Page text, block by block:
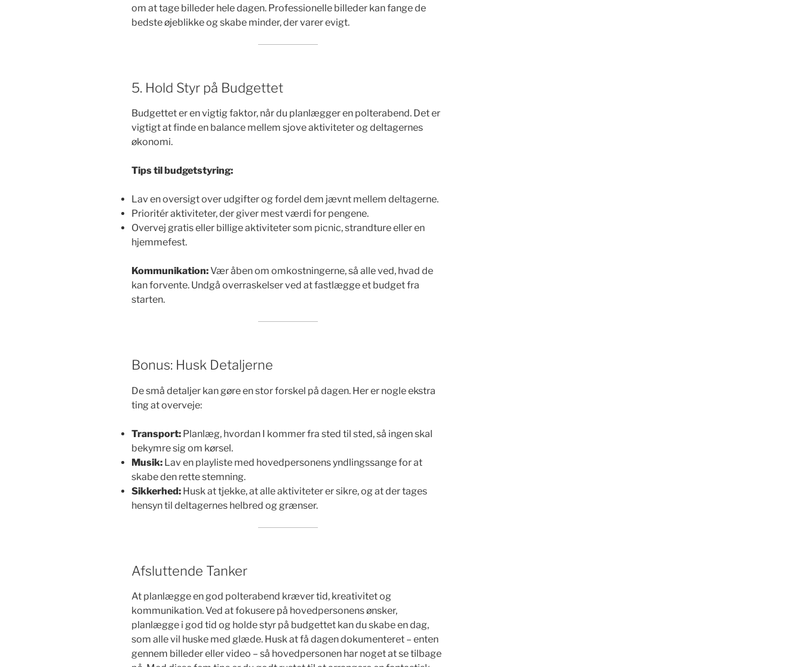
om at tage billeder hele dagen. Professionelle billeder kan fange de
bedste øjeblikke og skabe minder, der varer evigt.
5. Hold Styr på Budgettet
Budgettet er en vigtig faktor, når du planlægger en polterabend. Det er
vigtigt at finde en balance mellem sjove aktiviteter og deltagernes
økonomi.
Tips til budgetstyring:
Lav en oversigt over udgifter og fordel dem jævnt mellem deltagerne.
Prioritér aktiviteter, der giver mest værdi for pengene.
Overvej gratis eller billige aktiviteter som picnic, strandture eller en
hjemmefest.
Kommunikation:Vær åben om omkostningerne, så alle ved, hvad de
kan forvente. Undgå overraskelser ved at fastlægge et budget fra
starten.
Bonus: Husk Detaljerne
De små detaljer kan gøre en stor forskel på dagen. Her er nogle ekstra
ting at overveje:
Transport: Planlæg, hvordan I kommer fra sted til sted, så ingen skal
bekymre sig om kørsel.
Musik: Lav en playliste med hovedpersonens yndlingssange for at
skabe den rette stemning.
Sikkerhed: Husk at tjekke, at alle aktiviteter er sikre, og at der tages
hensyn til deltagernes helbred og grænser.
Afsluttende Tanker
At planlægge en god polterabend kræver tid, kreativitet og
kommunikation. Ved at fokusere på hovedpersonens ønsker,
planlægge i god tid og holde styr på budgettet kan du skabe en dag,
som alle vil huske med glæde. Husk at få dagen dokumenteret – enten
gennem billeder eller video – så hovedpersonen har noget at se tilbage